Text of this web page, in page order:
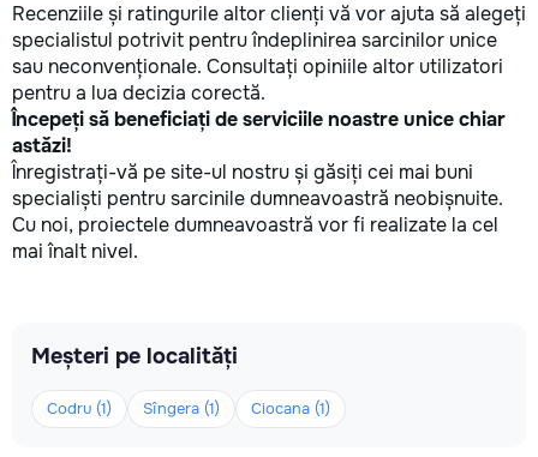
Recenziile și ratingurile altor clienți vă vor ajuta să alegeți
specialistul potrivit pentru îndeplinirea sarcinilor unice
sau neconvenționale. Consultați opiniile altor utilizatori
pentru a lua decizia corectă.
Începeți să beneficiați de serviciile noastre unice chiar
astăzi!
Înregistrați-vă pe site-ul nostru și găsiți cei mai buni
specialiști pentru sarcinile dumneavoastră neobișnuite.
Cu noi, proiectele dumneavoastră vor fi realizate la cel
mai înalt nivel.
Meșteri pe localități
Codru (1) Sîngera (1) Ciocana (1)